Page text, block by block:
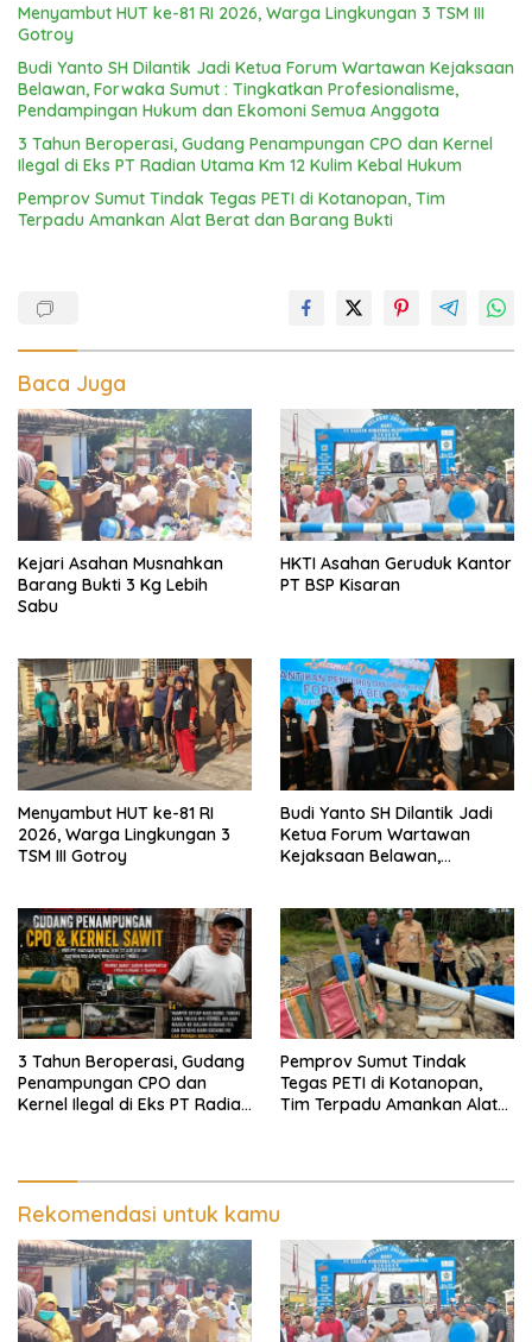
Menyambut HUT ke-81 RI 2026, Warga Lingkungan 3 TSM III
Gotroy
Budi Yanto SH Dilantik Jadi Ketua Forum Wartawan Kejaksaan
Belawan, Forwaka Sumut : Tingkatkan Profesionalisme,
Pendampingan Hukum dan Ekomoni Semua Anggota
3 Tahun Beroperasi, Gudang Penampungan CPO dan Kernel
Ilegal di Eks PT Radian Utama Km 12 Kulim Kebal Hukum
Pemprov Sumut Tindak Tegas PETI di Kotanopan, Tim
Terpadu Amankan Alat Berat dan Barang Bukti
Baca Juga
Kejari Asahan Musnahkan
Barang Bukti 3 Kg Lebih
Sabu
HKTI Asahan Geruduk Kantor
PT BSP Kisaran
Menyambut HUT ke-81 RI
2026, Warga Lingkungan 3
TSM III Gotroy
Budi Yanto SH Dilantik Jadi
Ketua Forum Wartawan
Kejaksaan Belawan,
Pendampingan Hukum dan
Ekomoni Semua Anggota
3 Tahun Beroperasi, Gudang
Penampungan CPO dan
Kernel Ilegal di Eks PT Radian
Pemprov Sumut Tindak
Tegas PETI di Kotanopan,
Tim Terpadu Amankan Alat
Rekomendasi untuk kamu